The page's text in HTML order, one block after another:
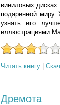
виниловых
подаренной
узнать его
иллюстрациями
Читать книгу|
Дремота